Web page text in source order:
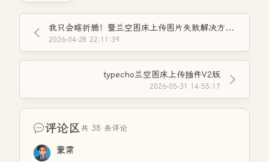
我只会瞎折腾！暨兰空图床上传图片失败解决方法！
2026-04-28 22:11:39
typecho兰空图床上传插件V2版
2026-05-31 14:55:17
评论区共 38 条评论
蒙需